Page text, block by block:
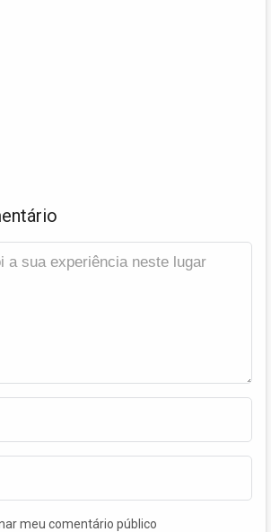
meu comentário público